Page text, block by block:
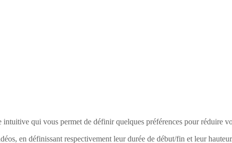
intuitive qui vous permet de définir quelques préférences pour réduire
en définissant respectivement leur durée de début/fin et leur